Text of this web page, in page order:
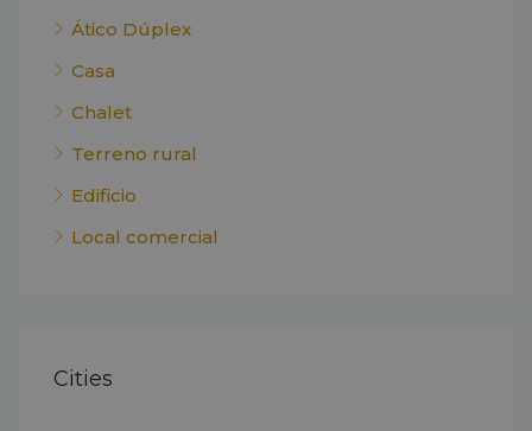
Ático Dúplex
Casa
Chalet
Terreno rural
Edificio
Local comercial
Cities